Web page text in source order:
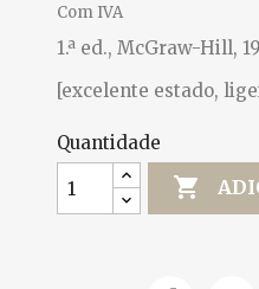
Com IVA
1.ª ed., McGraw-Hill,
[excelente estado,
Quantidade
